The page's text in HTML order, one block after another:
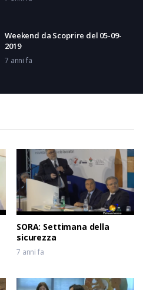
Weekend da Scoprire del 05-09-
2019
7 anni fa
Frosinone: Nesta in conferenza
stampa
7 anni fa
SORA: Settimana della
sicurezza
7 anni fa